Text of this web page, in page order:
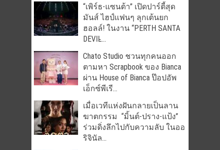
“เพิร์ธ-แซนต้า” เปิดปาร์ตี้สุด
มันส์ ไฮป์แฟนๆ ลุกเต้นยก
ฮอลล์! ในงาน “PERTH SANTA
DEVIL̵...
Chato Studio ชวนทุกคนออก
ตามหา Scrapbook ของ Bianca
ผ่าน House of Bianca ป๊อปอัพ
เอ็กซ์พีเรี...
เมื่อเวทีแห่งฝันกลายเป็นลาน
ฆาตกรรม “มิ้นต์-ปราง-แป้ง”
ร่วมดิ่งลึกไปกับความลับ ในออ
ริจินัล...